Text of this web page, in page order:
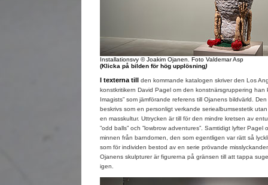
Installationsvy © Joakim Ojanen. Foto Valdemar Asp
(Klicka på bilden för hög upplösning)
I texterna till den kommande katalogen skriver den Los
konstkritikern David Pagel om den konstnärsgruppering han
Imagists” som jämförande referens till Ojanens bildvärld.
beskrivs som en personligt verkande seriealbumsestetik
en masskultur. Uttrycken är till för den mindre kretsen av
”odd balls” och ”lowbrow adventures”. Samtidigt lyfter Pagel
minnen från barndomen, den som egentligen var rätt så
som för individen bestod av en serie prövande
Ojanens skulpturer är figurerna på gränsen till att tappa
igen.